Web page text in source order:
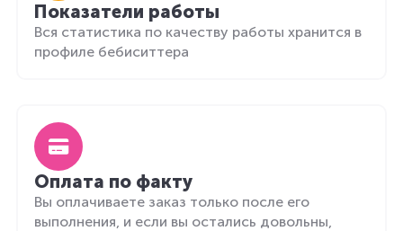
Показатели работы
Вся статистика по качеству работы хранится в
профиле бебиситтера
Оплата по факту
Вы оплачиваете заказ только после его
выполнения, и если вы остались довольны,